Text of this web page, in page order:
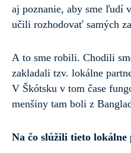
aj poznanie, aby sme ľudí
učili rozhodovať samých
A to sme robili. Chodili
zakladali tzv. lokálne
V Škótsku v tom čase
menšiny tam boli z
Na čo slúžili tieto lokálne